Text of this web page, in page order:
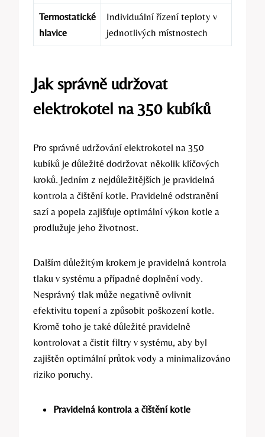
Termostatické
hlavice
Individuální⁣ řízení teploty v
jednotlivých místnostech
Jak správně udržovat
elektrokotel na 350 kubíků
Pro správné‍ udržování elektrokotel na 350​
kubíků ⁤je důležité⁤ dodržovat několik​ klíčových​
kroků. Jedním z nejdůležitějších je ⁢pravidelná
kontrola ⁣a čištění kotle. Pravidelné odstranění
sazí‍ a popela zajišťuje optimální výkon kotle a
prodlužuje‌ jeho životnost.
Dalším důležitým krokem je pravidelná ⁤kontrola ​
tlaku ⁤v systému a případné doplnění vody.
Nesprávný tlak může negativně ovlivnit
efektivitu topení a způsobit poškození ⁢kotle.
Kromě toho je také‍ důležité‌ pravidelně
kontrolovat a čistit⁢ filtry v systému, aby⁢ byl
zajištěn optimální průtok vody a minimalizováno
riziko poruchy.
Pravidelná kontrola‌ a‌ čištění kotle